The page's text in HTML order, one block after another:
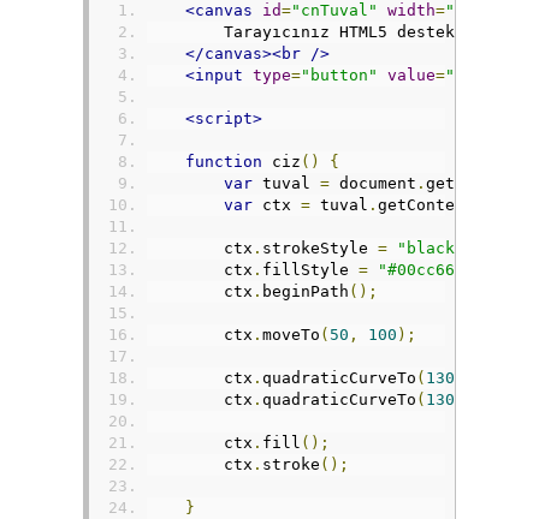
<canvas id="cnTuval" width="200"
        Tarayıcınız HTML5 desteklemiyor
</canvas><br />
<input type="button" value="Çiz"
<script>
function ciz ()
{
var tuval = document .
var ctx = tuval . getContext
        ctx
. strokeStyle = "black"
        ctx
. fillStyle = "#00cc66"
        ctx
. beginPath ();
        ctx
. moveTo ( 50 , 100 );
        ctx
. quadraticCurveTo ( 130
        ctx
. quadraticCurveTo ( 130
        ctx
. fill ();
        ctx
. stroke ();
}